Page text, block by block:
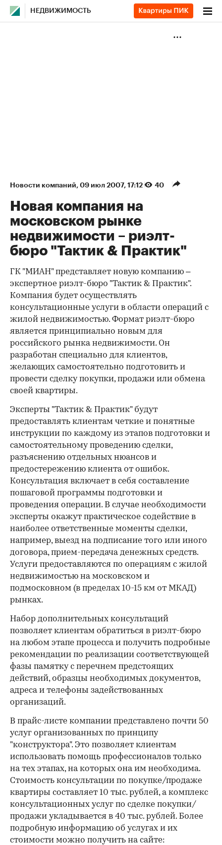
НЕДВИЖИМОСТЬ
Новости компаний⁠, 09 июл 2007, 17:12 40
Новая компания на
московском рынке
недвижимости – риэлт-
бюро "Тактик & Практик"
ГК "МИАН" представляет новую компанию –
экспертное риэлт-бюро "Тактик & Практик".
Компания будет осуществлять
консультационные услуги в области операций с
жилой недвижимостью. Формат риэлт-бюро
является принципиально новым для
российского рынка недвижимости. Он
разработан специально для клиентов,
желающих самостоятельно подготовить и
провести сделку покупки, продажи или обмена
своей квартиры.
Эксперты "Тактик & Практик" будут
предоставлять клиентам четкие и понятные
инструкции по каждому из этапов подготовки и
самостоятельному проведению сделки,
разъяснению отдельных нюансов и
предостережению клиента от ошибок.
Консультация включает в себя составление
пошаговой программы подготовки и
проведения операции. В случае необходимости
эксперты окажут практическое содействие в
наиболее ответственные моменты сделки,
например, выезд на подписание того или иного
договора, прием-передача денежных средств.
Услуги предоставляются по операциям с жилой
недвижимостью на московском и
подмосковном (в пределах 10-15 км от МКАД)
рынках.
Набор дополнительных консультаций
позволяет клиентам обратиться в риэлт-бюро
на любом этапе процесса и получить подробные
рекомендации по реализации соответствующей
фазы памятку с перечнем предстоящих
действий, образцы необходимых документов,
адреса и телефоны задействованных
организаций.
В прайс-листе компании представлено почти 50
услуг организованных по принципу
"конструктора". Это позволяет клиентам
использовать помощь профессионалов только
на тех этапах, на которых она им необходима.
Стоимость консультации по покупке/продаже
квартиры составляет 10 тыс. рублей, а комплекс
консультационных услуг по сделке покупки/
продажи укладывается в 40 тыс. рублей. Более
подробную информацию об услугах и их
стоимости можно получить на сайте: